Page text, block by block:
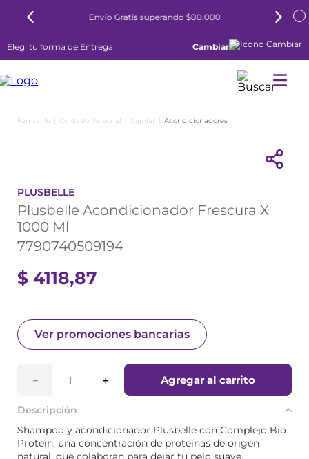
Envío Gratis superando $80.000
Elegí tu forma de Entrega Cambiar
Cuidado Personal Capilar Acondicionadores
PLUSBELLE
Plusbelle Acondicionador Frescura X
1000 Ml
7790740509194
$ 4118,87
Ver promociones bancarias
＋
－ Agregar al carrito
Descripción
Shampoo y acondicionador Plusbelle con Complejo Bio
Protein, una concentración de proteínas de origen
natural, que colaboran para dejar tu pelo suave,